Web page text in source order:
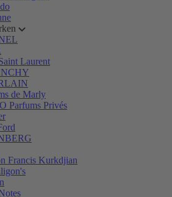
Laurent
de Marly
Parfums Privés
Francis Kurkdjian